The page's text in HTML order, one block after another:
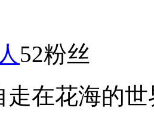
52粉丝
走在花海的